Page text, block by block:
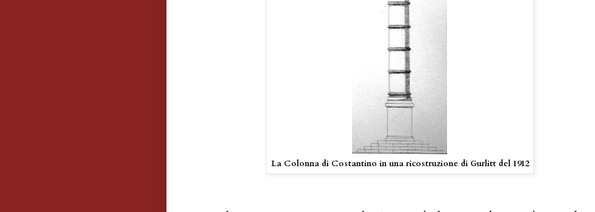
La Colonna di Costantino in una ricostruzione di Gurlitt del 1912